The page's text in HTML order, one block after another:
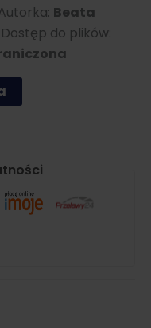
Beata
Dostęp do plików: